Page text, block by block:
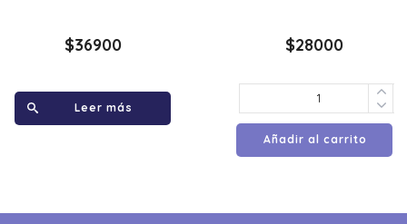
$36900
Leer más
$28000
Añadir al carrito